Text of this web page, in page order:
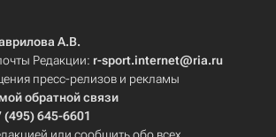
А.В.
Редакции: r-sport.internet@ria.ru
пресс-релизов и рекламы
обратной связи
(495) 645-6601